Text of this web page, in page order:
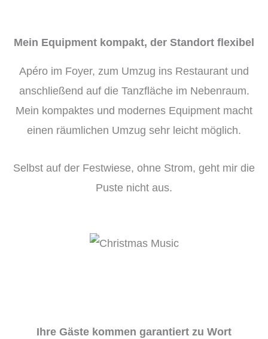
Mein Equipment kompakt, der Standort flexibel
Apéro im Foyer, zum Umzug ins Restaurant und
anschließend auf die Tanzfläche im Nebenraum.
Mein kompaktes und modernes Equipment macht
einen räumlichen Umzug sehr leicht möglich.
Selbst auf der Festwiese, ohne Strom, geht mir die
Puste nicht aus.
Ihre Gäste kommen garantiert zu Wort